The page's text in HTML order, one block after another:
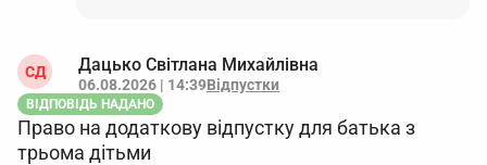
СД Дацько Світлана Михайлівна
06.08.2026 | 14:39Відпустки
ВІДПОВІДЬ НАДАНО
Право на додаткову відпустку для батька з
трьома дітьми